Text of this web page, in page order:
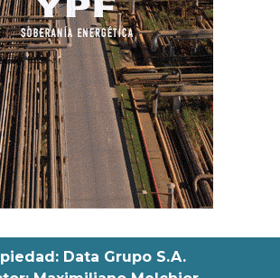
Data Grupo S.A.